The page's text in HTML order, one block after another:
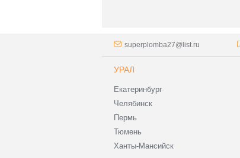
superplomba27@list.ru
УРАЛ
Екатеринбург
Челябинск
Пермь
Тюмень
Ханты-Мансийск